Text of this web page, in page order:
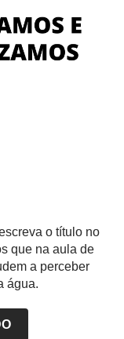
o título no
que na aula de
a perceber
água.